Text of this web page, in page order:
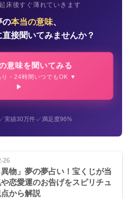
床後すぐ薄れていきます
の本当の意味、
接聞いてみませんか？
意味を聞いてみる
・24時間いつでもOK ▼
実績30万件✓満足度96%
26
異物」夢の夢占い！宝くじが当
恋愛運のお告げをスピリチュ
から解説